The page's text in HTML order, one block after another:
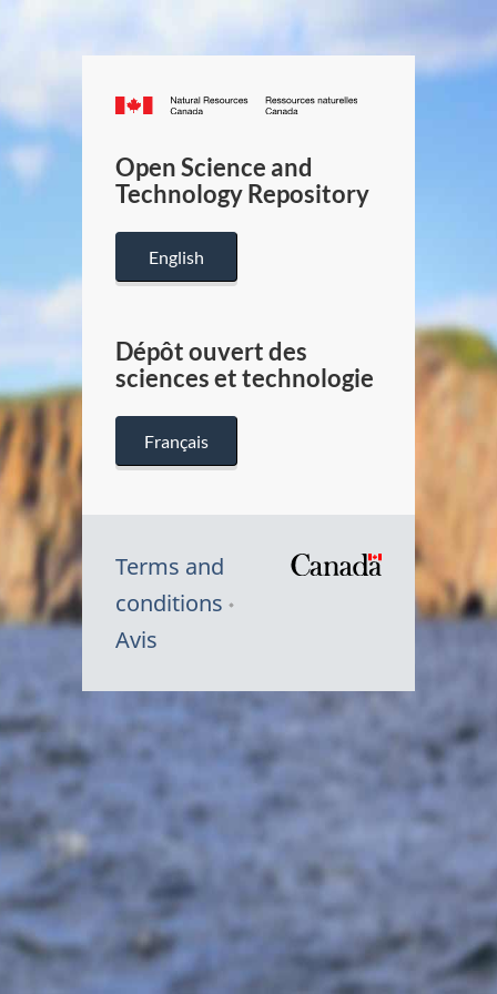
Canada.ca
/
Canada
Open Science and
Technology Repository
English
Dépôt ouvert des
sciences et technologie
Français
Terms and
conditions
Avis
Symbole
Canada